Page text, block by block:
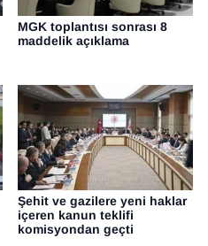
MGK toplantısı sonrası 8
maddelik açıklama
Şehit ve gazilere yeni haklar
içeren kanun teklifi
komisyondan geçti